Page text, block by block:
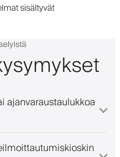
sisältyvät
ajanvaraustaulukkoa